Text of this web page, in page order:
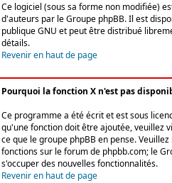
Ce logiciel (sous sa forme non modifiée)
d'auteurs par leGroupe phpBB. Il est
publique GNU et peut être distribué
détails.
Revenir en haut de page
Pourquoi la fonction X n'est pas
Ce programme a été écrit et est sous
qu'une fonction doit être ajoutée, veuillez
ce que le groupe phpBB en pense.
fonctions sur le forum de phpbb.com; le
s'occuper des nouvelles fonctionnalités.
Revenir en haut de page